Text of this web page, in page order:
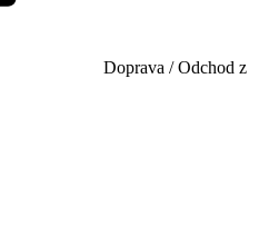
Doprava / Odchod z